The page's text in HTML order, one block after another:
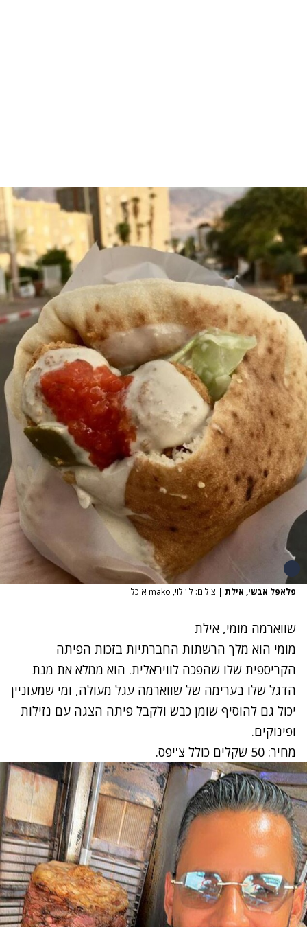
פלאפל אבשי, אילת | צילום: לין לוי, mako אוכל
שווארמה מומי, אילת
מומי הוא מלך הרשתות החברתיות בזכות הפיתה
הקריספית שלו שהפכה לוויראלית. הוא ממלא את מנת
הדגל שלו בערימה של שווארמה עגל מעולה, ומי שמעוניין
יכול גם להוסיף שומן כבש ולקבל פיתה הצגה עם נזילות
ופינוקים.
מחיר: 50 שקלים כולל צ'יפס.